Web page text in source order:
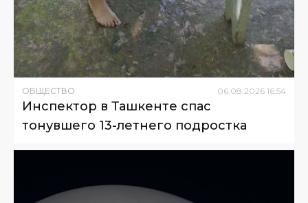
ОБЩЕСТВО 06.08.2026 16:54
Инспектор в Ташкенте спас
тонувшего 13-летнего подростка